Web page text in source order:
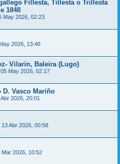
Fillesta, Tillesta o Trillesta
1848
May 2026, 02:23
2026, 13:46
Vilarin, Baleira (Lugo)
05 May 2026, 02:17
Vasco Mariño
2026, 20:01
13 Abr 2026, 00:58
Mar 2026, 10:52